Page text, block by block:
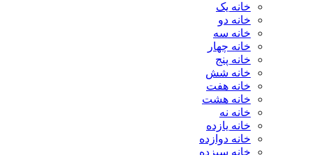
خانه یک
خانه دو
خانه سه
خانه چهار
خانه پنج
خانه شش
خانه هفت
خانه هشت
خانه نه
خانه یازده
خانه دوازده
خانه سیزده